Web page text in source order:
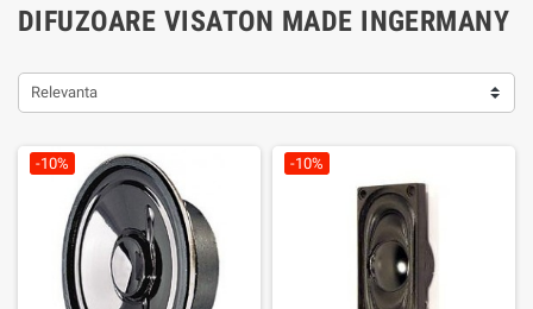
DIFUZOARE VISATON MADE INGERMANY
Relevanta
-10% -10%